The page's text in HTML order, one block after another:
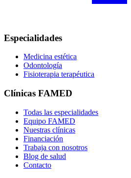
Especialidades
Medicina estética
Odontología
Fisioterapia terapéutica
Clínicas FAMED
Todas las especialidades
Equipo FAMED
Nuestras clínicas
Financiación
Trabaja con nosotros
Blog de salud
Contacto